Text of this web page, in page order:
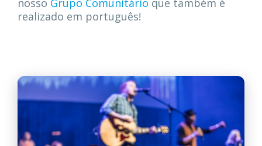
realizado em português!